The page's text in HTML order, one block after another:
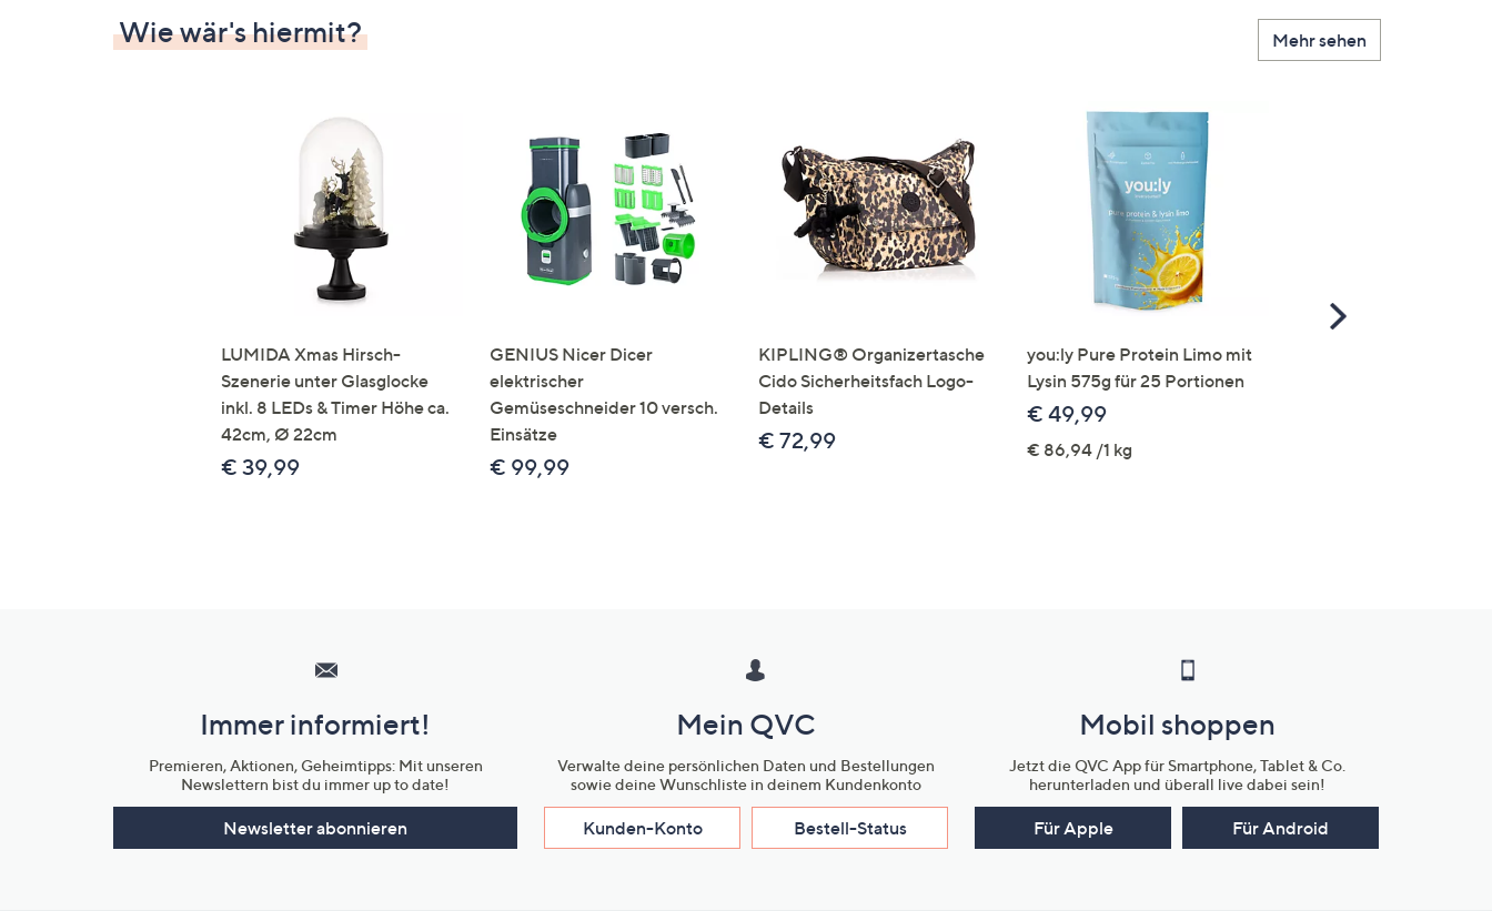
Wie wär's hiermit? Mehr sehen
LUMIDA Xmas Hirsch-
Szenerie unter Glasglocke
inkl. 8 LEDs & Timer Höhe ca.
42cm, Ø 22cm
€ 39,99
GENIUS Nicer Dicer
elektrischer
Gemüseschneider 10 versch.
Einsätze
€ 99,99
KIPLING® Organizertasche
Cido Sicherheitsfach Logo-
Details
€ 72,99
you:ly Pure Protein Limo mit
Lysin 575g für 25 Portionen
€ 49,99
€ 86,94 /1 kg
Scroll
Unternehmensinformationen
Immer informiert!
Premieren, Aktionen, Geheimtipps: Mit unseren
Newslettern bist du immer up to date!
Newsletter abonnieren
Mein QVC
Verwalte deine persönlichen Daten und Bestellungen
sowie deine Wunschliste in deinem Kundenkonto
Kunden-Konto Bestell-Status
Mobil shoppen
Jetzt die QVC App für Smartphone, Tablet & Co.
herunterladen und überall live dabei sein!
Für Apple Für Android